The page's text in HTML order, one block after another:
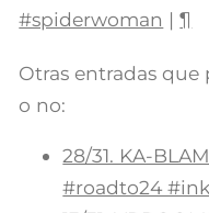
#spiderwoman |¶
Otras entradas que
o no:
28/31. KA-
#roadto24